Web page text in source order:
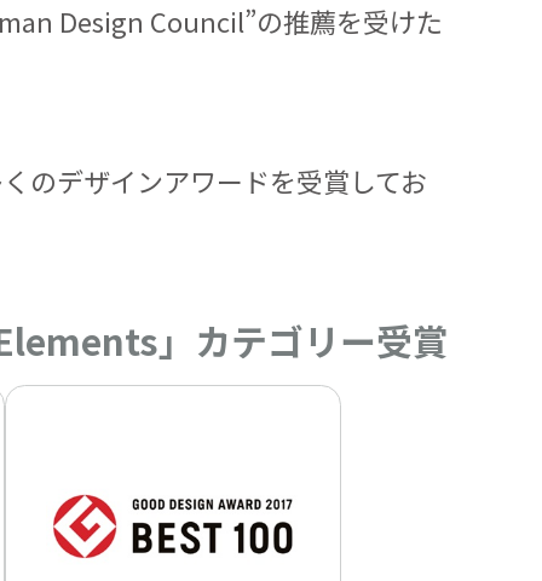
Design Council”の推薦を受けた
のデザインアワードを受賞してお
」カテゴリー受賞